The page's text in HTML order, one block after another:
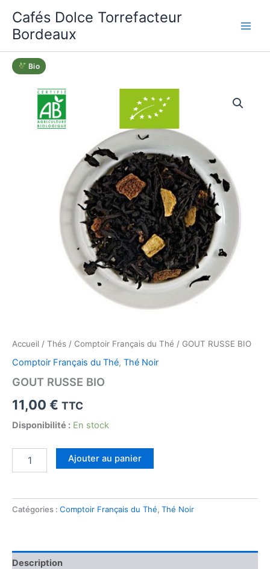
contenu
Cafés Dolce Torrefacteur
Bordeaux
Bio
Accueil / Thés / Comptoir Français du Thé / GOUT RUSSE BIO
Comptoir Français du Thé, Thé Noir
GOUT RUSSE BIO
11,00 € TTC
Disponibilité : En stock
BIO
Ajouter au panier
Catégories : Comptoir Français du Thé, Thé Noir
Description